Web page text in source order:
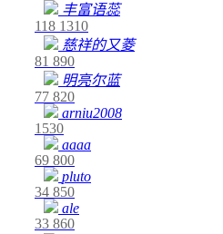
丰富语蕊
118 1310
慈祥的又菱
81 890
明亮尔蓝
77 820
arniu2008
1530
aaaa
69 800
pluto
34 850
ale
33 860